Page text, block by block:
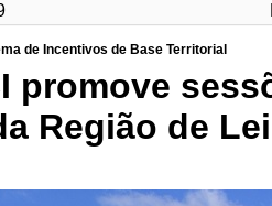
de Incentivos de Base Territorial
promove
Região de